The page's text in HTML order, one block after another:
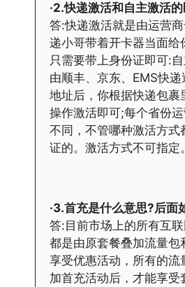
·2.快递激活和自主激活
答:快递激活就是由运营
递小哥带着开卡器当面给
只需要带上身份证即可:
由顺丰、京东、EMS快
地址后，你根据快递包裹
操作激活即可;每个省份
不同，不管哪种激活方式
证的。激活方式不可指定。
·3.首充是什么意思?后面
答:目前市场上的所有互
都是由原套餐叠加流量包
享受优惠活动，所有的流
加首充活动后，才能享受